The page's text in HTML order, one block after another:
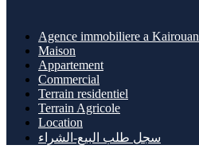
Agence immobiliere a Kairouan
Maison
Appartement
Commercial
Terrain residentiel
Terrain Agricole
Location
سجل طلب البيع-الشراء